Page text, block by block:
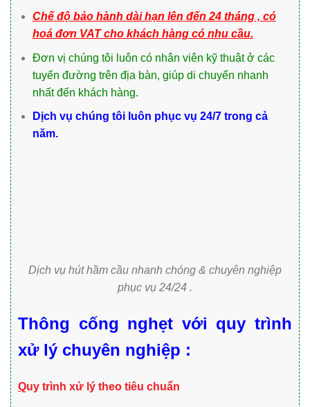
Chế độ bảo hành dài hạn lên đến 24 tháng , có
hoá đơn VAT cho khách hàng có nhu cầu.
Đơn vị chúng tôi luôn có nhân viên kỹ thuật ở các
tuyến đường trên địa bàn, giúp di chuyển nhanh
nhất đến khách hàng.
Dịch vụ chúng tôi luôn phục vụ 24/7 trong cả
năm.
Dịch vụ hút hầm cầu nhanh chóng & chuyên nghiệp
phục vụ 24/24 .
Thông cống nghẹt với quy trình
xử lý chuyên nghiệp :
Quy trình xử lý theo tiêu chuẩn